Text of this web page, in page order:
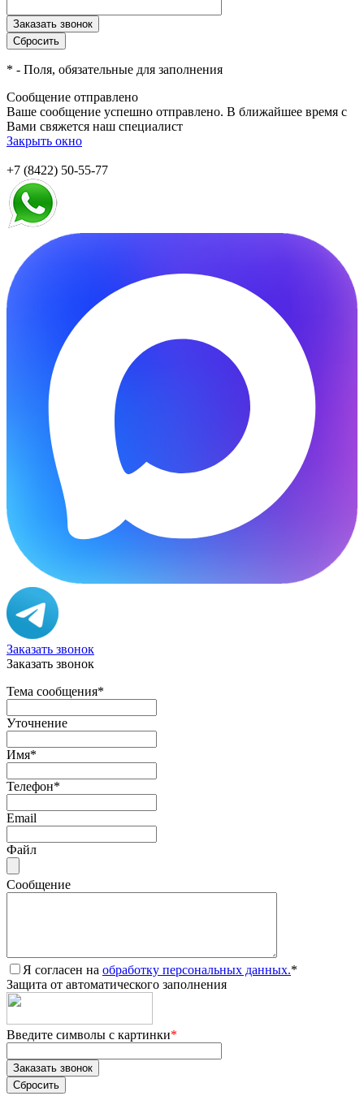
* - Поля, обязательные для заполнения
Сообщение отправлено
Ваше сообщение успешно отправлено. В ближайшее время с
Вами свяжется наш специалист
Закрыть окно
+7 (8422) 50-55-77
Заказать звонок
Заказать звонок
Тема сообщения*
Уточнение
Имя*
Телефон*
Email
Файл
Сообщение
Я согласен на обработку персональных данных.*
Защита от автоматического заполнения
Введите символы с картинки*